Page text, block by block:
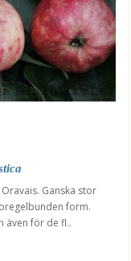
Ganska stor
form.
även för de fl..